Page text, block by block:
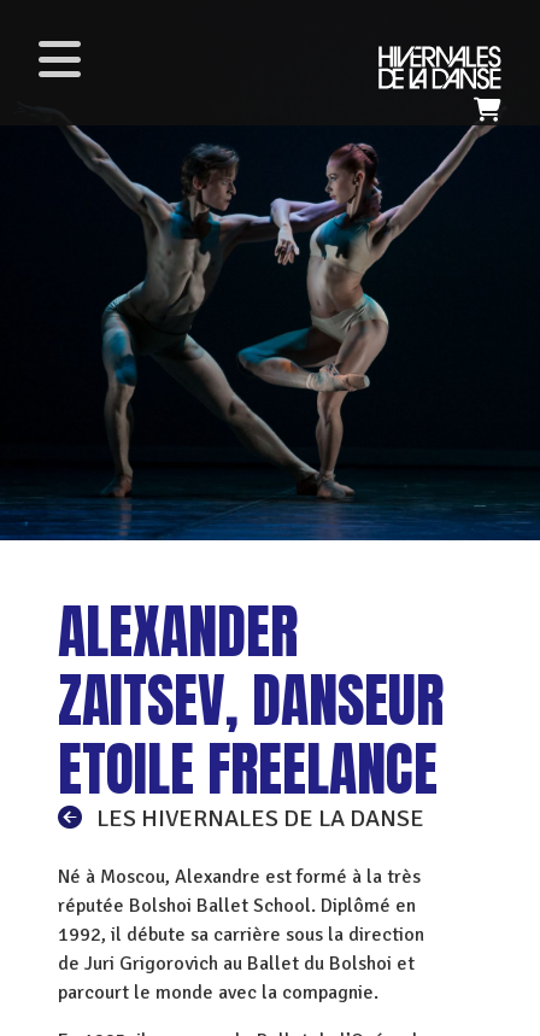
ALEXANDER
ZAITSEV, DANSEUR
ETOILE FREELANCE
LES HIVERNALES DE LA DANSE
Né à Moscou, Alexandre est formé à la très
réputée Bolshoi Ballet School. Diplômé en
1992, il débute sa carrière sous la direction
de Juri Grigorovich au Ballet du Bolshoi et
parcourt le monde avec la compagnie.